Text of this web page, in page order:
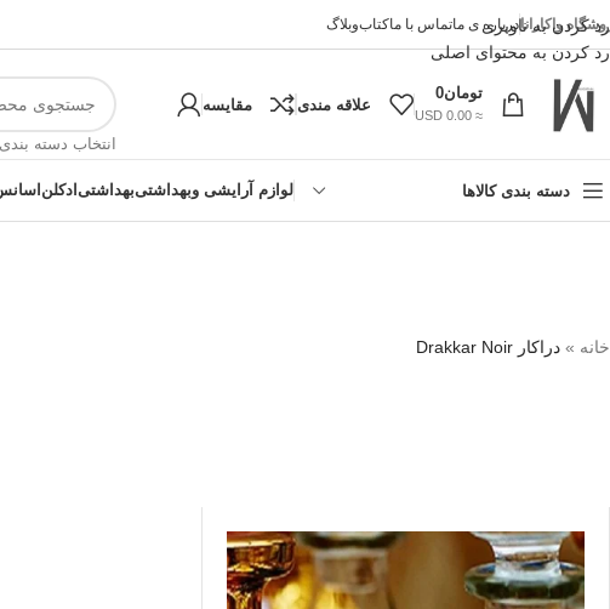
رد کردن به ناوبری
رد کردن به محتوای اصلی
!تجربه یک
واکارانادرباره ی ماتماس با ماکتابوبلاگ
تومان0
≈ 0.00 USD
علاقه مندی مقایسه
انتخاب دسته بندی
دسته بندی کالاها لوازم آرایشی وبهداشتیبهداشتی ادکلن
خانه » دراکار Drakkar Noir